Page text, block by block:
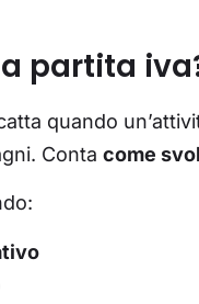
partita
quando
Conta come